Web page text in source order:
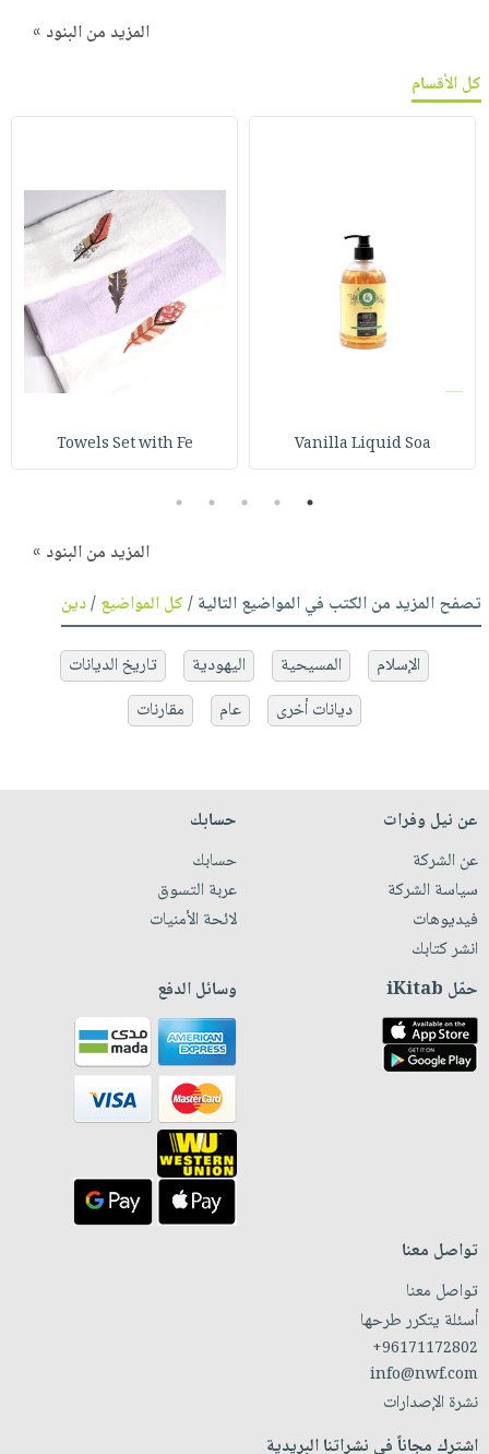
المزيد من البنود »
كل الأقسام
Vanilla Liquid Soa
Towels Set with Fe
1
2
3
4
5
المزيد من البنود »
تصفح المزيد من الكتب في المواضيع التالية /كل المواضيع/دين
الإسلام المسيحية اليهودية
تاريخ الديانات
ديانات أخرى
عام مقارنات
عن نيل وفرات
عن الشركة
سياسة الشركة
فيديوهات
انشر كتابك
حسابك
حسابك
عربة التسوق
لائحة الأمنيات
حمّل iKitab وسائل الدفع
تواصل معنا
تواصل معنا
أسئلة يتكرر طرحها
+96171172802
info@nwf.com
نشرة الإصدارات
اشترك مجاناً في نشراتنا البريدية